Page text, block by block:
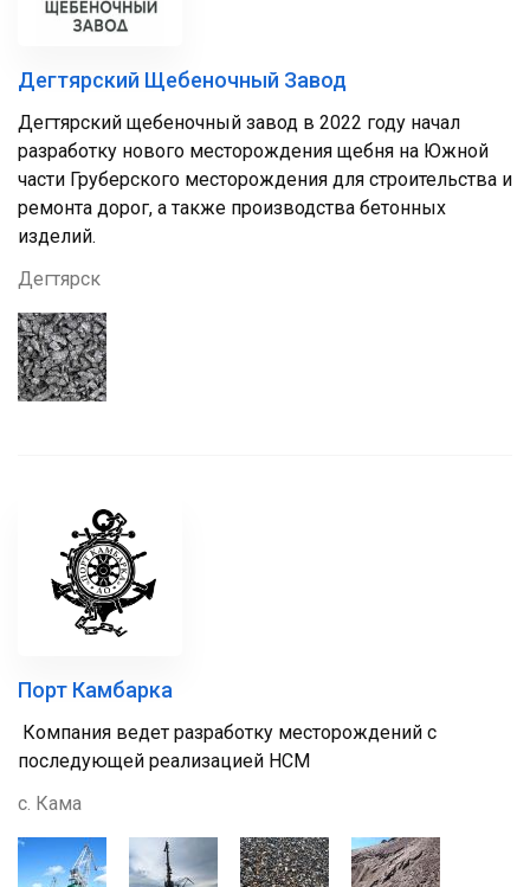
Дегтярский Щебеночный Завод
Дегтярский щебеночный завод в 2022 году начал
разработку нового месторождения щебня на Южной
части Груберского месторождения для строительства и
ремонта дорог, а также производства бетонных
изделий.
Дегтярск
Порт Камбарка
Компания ведет разработку месторождений с
последующей реализацией НСМ
с. Кама